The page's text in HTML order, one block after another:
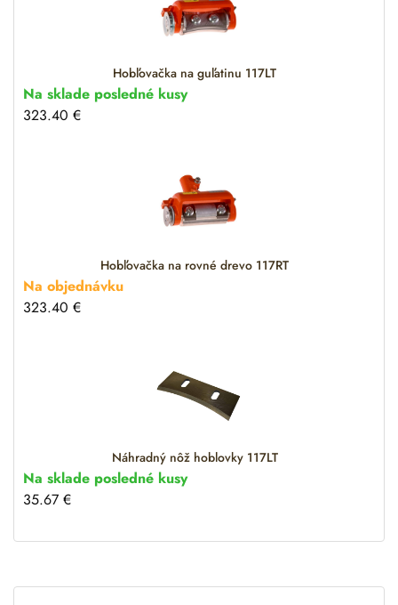
Hobľovačka na guľatinu 117LT
Na sklade posledné kusy
323.40 €
Hobľovačka na rovné drevo 117RT
Na objednávku
323.40 €
Náhradný nôž hoblovky 117LT
Na sklade posledné kusy
35.67 €